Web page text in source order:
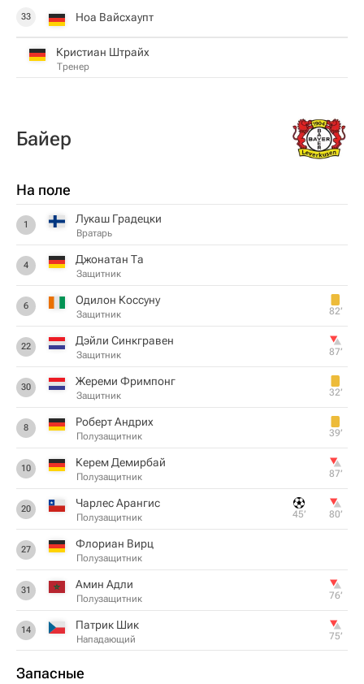
33 Ноа Вайсхаупт
Кристиан Штрайх
Тренер
Байер
На поле
1 Лукаш Градецки
Вратарь
4 Джонатан Та
Защитник
6 Одилон Коссуну
Защитник 82‎’‎
22 Дэйли Синкгравен
Защитник 87‎’‎
30 Жереми Фримпонг
Защитник 32‎’‎
8 Роберт Андрих
Полузащитник 39‎’‎
10 Керем Демирбай
Полузащитник 87‎’‎
20 Чарлес Арангис
Полузащитник 45‎’‎ 80‎’‎
27 Флориан Вирц
Полузащитник
31 Амин Адли
Полузащитник 76‎’‎
14 Патрик Шик
Нападающий 75‎’‎
Запасные